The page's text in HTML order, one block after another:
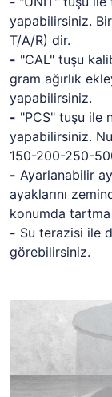
yapabilirsiniz.
T/A/R) dir.
- "CAL" tuşu
gram ağırlık
yapabilirsiniz.
- "PCS" tuşu ile
yapabilirsiniz.
150-200-250-
- Ayarlanabilir
ayaklarını
konumda
- Su terazisi ile
görebilirsiniz.